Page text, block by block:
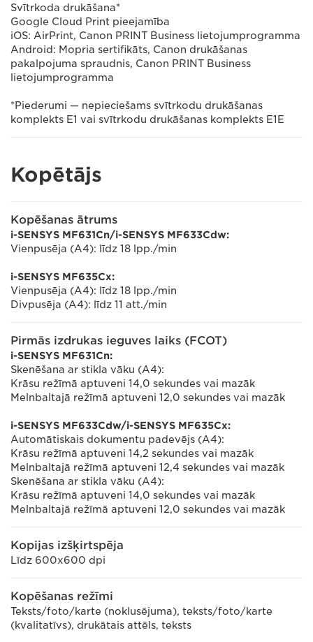
Svītrkoda drukāšana*
Google Cloud Print pieejamība
iOS: AirPrint, Canon PRINT Business lietojumprogramma
Android: Mopria sertifikāts, Canon drukāšanas
pakalpojuma spraudnis, Canon PRINT Business
lietojumprogramma
*Piederumi — nepieciešams svītrkodu drukāšanas
komplekts E1 vai svītrkodu drukāšanas komplekts E1E
Kopētājs
Kopēšanas ātrums
i-SENSYS MF631Cn/i-SENSYS MF633Cdw:
Vienpusēja (A4): līdz 18 lpp./min
i-SENSYS MF635Cx:
Vienpusēja (A4): līdz 18 lpp./min
Divpusēja (A4): līdz 11 att./min
Pirmās izdrukas ieguves laiks (FCOT)
i-SENSYS MF631Cn:
Skenēšana ar stikla vāku (A4):
Krāsu režīmā aptuveni 14,0 sekundes vai mazāk
Melnbaltajā režīmā aptuveni 12,0 sekundes vai mazāk
i-SENSYS MF633Cdw/i-SENSYS MF635Cx:
Automātiskais dokumentu padevējs (A4):
Krāsu režīmā aptuveni 14,2 sekundes vai mazāk
Melnbaltajā režīmā aptuveni 12,4 sekundes vai mazāk
Skenēšana ar stikla vāku (A4):
Krāsu režīmā aptuveni 14,0 sekundes vai mazāk
Melnbaltajā režīmā aptuveni 12,0 sekundes vai mazāk
Kopijas izšķirtspēja
Līdz 600x600 dpi
Kopēšanas režīmi
Teksts/foto/karte (noklusējuma), teksts/foto/karte
(kvalitatīvs), drukātais attēls, teksts